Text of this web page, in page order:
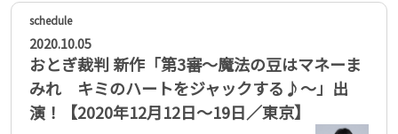
2020.10.05
おとぎ裁判 新作「第3審～魔法の豆はマネーま
みれ キミのハートをジャックする♪～」出
演！【2020年12月12日〜19日／東京】